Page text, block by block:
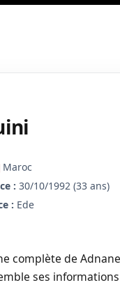
Maroc
: 30/10/1992 (33 ans)
: Ede
complète de
ses